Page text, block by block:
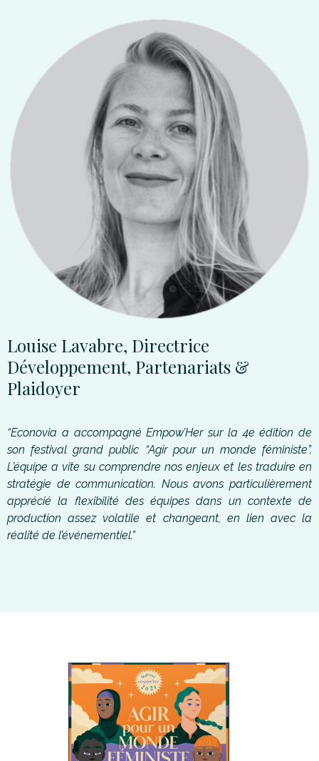
Louise Lavabre, Directrice
Développement, Partenariats &
Plaidoyer
“Econovia a accompagné Empow’Her sur la 4e édition de
son festival grand public “Agir pour un monde féministe”.
L’équipe a vite su comprendre nos enjeux et les traduire en
stratégie de communication. Nous avons particulièrement
apprécié la flexibilité des équipes dans un contexte de
production assez volatile et changeant, en lien avec la
réalité de l’événementiel.”